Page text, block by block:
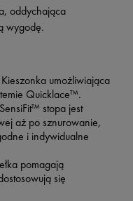
oddychająca
wygodę.
umożliwiająca
Quicklace™.
stopa jest
aż po sznurowanie,
i indywidualne
pomagają
się